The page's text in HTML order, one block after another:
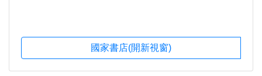
國家書店(開新視窗)